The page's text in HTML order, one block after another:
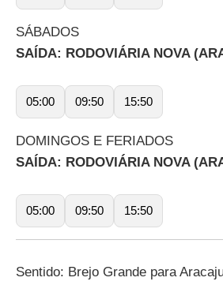
SÁBADOS
SAÍDA: RODOVIÁRIA NOVA
05:00 09:50 15:50
DOMINGOS E FERIADOS
SAÍDA: RODOVIÁRIA NOVA
05:00 09:50 15:50
Sentido: Brejo Grande para